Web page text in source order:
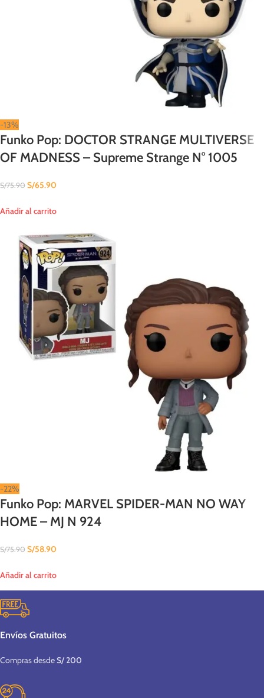
-13%
Funko Pop: DOCTOR STRANGE MULTIVERSE
OF MADNESS – Supreme Strange N° 1005
S/75.90 S/65.90
Añadir al carrito
-22%
Funko Pop: MARVEL SPIDER-MAN NO WAY
HOME – MJ N 924
S/75.90 S/58.90
Añadir al carrito
Envíos Gratuitos
Compras desdeS/ 200